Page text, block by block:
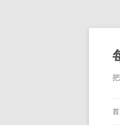
跳
正
文